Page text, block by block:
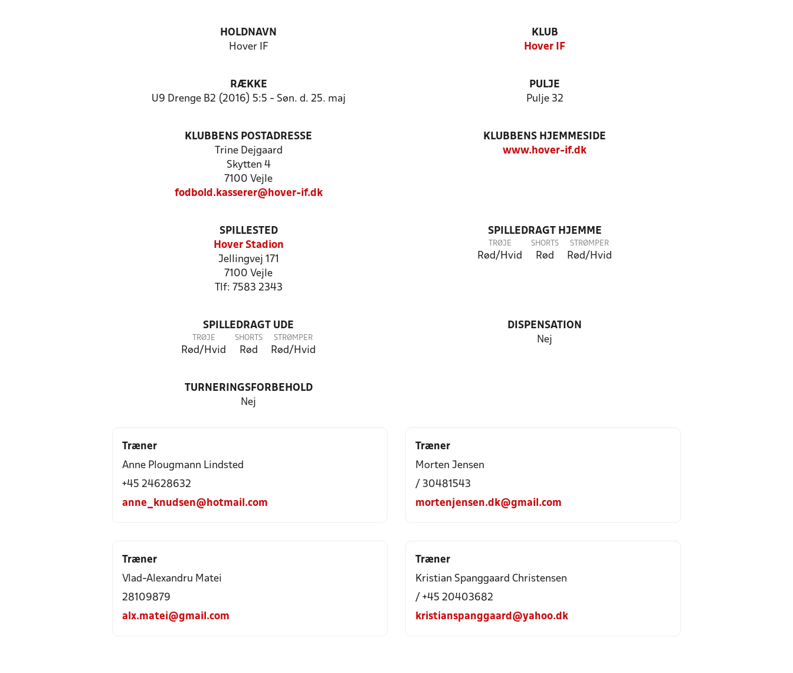
HOLDNAVN
Hover IF
KLUB
Hover IF
RÆKKE
U9 Drenge B2 (2016) 5:5 - Søn. d. 25. maj
PULJE
Pulje 32
KLUBBENS POSTADRESSE
Trine Dejgaard
Skytten 4
7100 Vejle
fodbold.kasserer@hover-if.dk
KLUBBENS HJEMMESIDE
www.hover-if.dk
SPILLESTED
Hover Stadion
Jellingvej 171
7100 Vejle
Tlf: 7583 2343
SPILLEDRAGT HJEMME
TRØJE
Rød/Hvid
SHORTS
Rød
STRØMPER
Rød/Hvid
SPILLEDRAGT UDE
TRØJE
Rød/Hvid
SHORTS
Rød
STRØMPER
Rød/Hvid
DISPENSATION
Nej
TURNERINGSFORBEHOLD
Nej
Træner
Anne Plougmann Lindsted
+45 24628632
anne_knudsen@hotmail.com
Træner
Morten Jensen
/ 30481543
mortenjensen.dk@gmail.com
Træner
Vlad-Alexandru Matei
28109879
alx.matei@gmail.com
Træner
Kristian Spanggaard Christensen
/ +45 20403682
kristianspanggaard@yahoo.dk